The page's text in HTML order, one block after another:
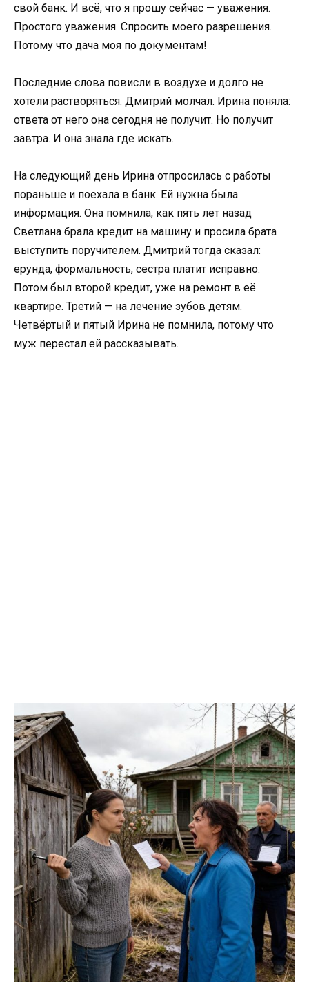
свой банк. И всё, что я прошу сейчас — уважения.
Простого уважения. Спросить моего разрешения.
Потому что дача моя по документам!
Последние слова повисли в воздухе и долго не
хотели растворяться. Дмитрий молчал. Ирина поняла:
ответа от него она сегодня не получит. Но получит
завтра. И она знала где искать.
На следующий день Ирина отпросилась с работы
пораньше и поехала в банк. Ей нужна была
информация. Она помнила, как пять лет назад
Светлана брала кредит на машину и просила брата
выступить поручителем. Дмитрий тогда сказал:
ерунда, формальность, сестра платит исправно.
Потом был второй кредит, уже на ремонт в её
квартире. Третий — на лечение зубов детям.
Четвёртый и пятый Ирина не помнила, потому что
муж перестал ей рассказывать.